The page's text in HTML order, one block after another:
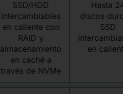
SSD/HDD
intercambiables
en caliente con
RAID y
almacenamiento
en caché a
través de NVMe
Hasta
discos
SSD
en